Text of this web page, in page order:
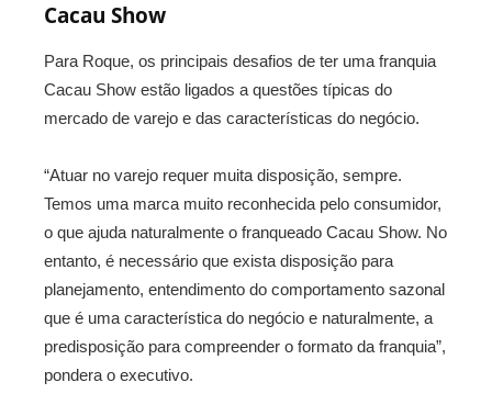
Cacau Show
Para Roque, os principais desafios de ter uma franquia
Cacau Show estão ligados a questões típicas do
mercado de varejo e das características do negócio.
“Atuar no varejo requer muita disposição, sempre.
Temos uma marca muito reconhecida pelo consumidor,
o que ajuda naturalmente o franqueado Cacau Show. No
entanto, é necessário que exista disposição para
planejamento, entendimento do comportamento sazonal
que é uma característica do negócio e naturalmente, a
predisposição para compreender o formato da franquia”,
pondera o executivo.